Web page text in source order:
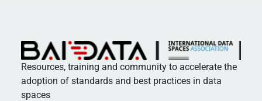
Resources, training and community to accelerate the
adoption of standards and best practices in data
spaces